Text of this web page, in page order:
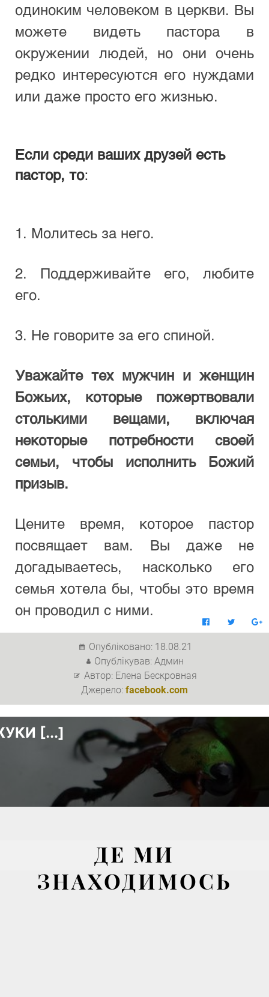
одиноким человеком в церкви. Вы
можете видеть пастора в
окружении людей, но они очень
редко интересуются его нуждами
или даже просто его жизнью.
Если среди ваших друзей есть
пастор, то:
1. Молитесь за него.
2. Поддерживайте его, любите
его.
3. Не говорите за его спиной.
Уважайте тех мужчин и женщин
Божьих, которые пожертвовали
столькими вещами, включая
некоторые потребности своей
семьи, чтобы исполнить Божий
призыв.
Цените время, которое пастор
посвящает вам. Вы даже не
догадываетесь, насколько его
семья хотела бы, чтобы это время
он проводил с ними.
Опубліковано: 18.08.21
Опублікував: Админ
Автор: Елена Бескровная
Джерело: facebook.com
?
>
Может, мы поклоняемся п
ЧИТАТЬ
ДЕ МИ
ЗНАХОДИМОСЬ